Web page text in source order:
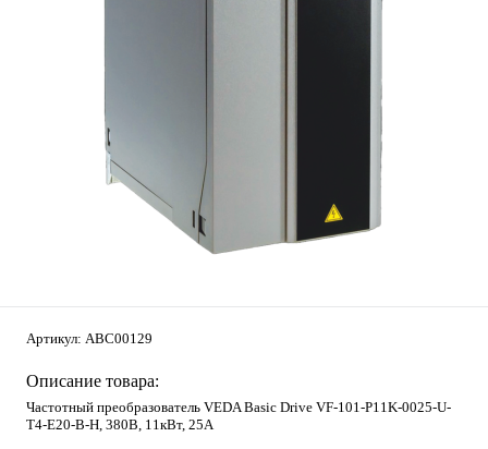
Артикул: ABC00129
Описание товара:
Частотный преобразователь VEDA Basic Drive VF-101-P11K-0025-U-
T4-E20-B-H, 380В, 11кВт, 25А